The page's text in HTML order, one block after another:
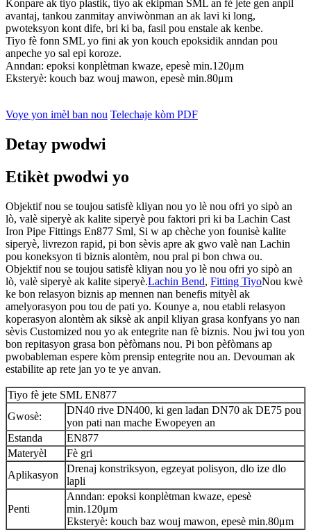
Konpare ak tiyo plastik, tiyo ak ekipman SML an fè jete gen anpil
avantaj, tankou zanmitay anviwònman an ak lavi ki long,
pwoteksyon kont dife, bri ki ba, fasil pou enstale ak kenbe.
Tiyo fè fonn SML yo fini ak yon kouch epoksidik anndan pou
anpeche yo sal epi koroze.
Anndan: epoksi konplètman kwaze, epesè min.120μm
Eksteryè: kouch baz wouj mawon, epesè min.80μm
Voye yon imèl ban nou Telechaje kòm PDF
Detay pwodwi
Etikèt pwodwi yo
Objektif nou se toujou satisfè kliyan nou yo lè nou ofri yo sipò an
lò, valè siperyè ak kalite siperyè pou faktori pri ki ba Lachin Cast
Iron Pipe Fittings En877 Sml, Si w ap chèche yon founisè kalite
siperyè, livrezon rapid, pi bon sèvis apre ak gwo valè nan Lachin
pou koneksyon ti biznis alontèm, nou pral pi bon chwa ou.
Objektif nou se toujou satisfè kliyan nou yo lè nou ofri yo sipò an
lò, valè siperyè ak kalite siperyè.Lachin Bend, Fitting TiyoNou kwè
ke bon relasyon biznis ap mennen nan benefis mityèl ak
amelyorasyon pou tou de pati yo. Kounye a, nou etabli relasyon
koperasyon alontèm ak siksè ak anpil kliyan grasa konfyans yo nan
sèvis Customized nou yo ak entegrite nan fè biznis. Nou jwi tou yon
bon repitasyon grasa bon pèfòmans nou. Pi bon pèfòmans ap
pwobableman espere kòm prensip entegrite nou an. Devouman ak
estabilite ap rete jan yo te ye anvan.
Tiyo fè jete SML EN877
Gwosè:
DN40 rive DN400, ki gen ladan DN70 ak DE75 pou
yon pati nan mache Ewopeyen an
Estanda
EN877
Materyèl
Fè gri
Aplikasyon
Drenaj konstriksyon, egzeyat polisyon, dlo ize dlo
lapli
Penti
Anndan: epoksi konplètman kwaze, epesè
min.120μm
Eksteryè: kouch baz wouj mawon, epesè min.80μm